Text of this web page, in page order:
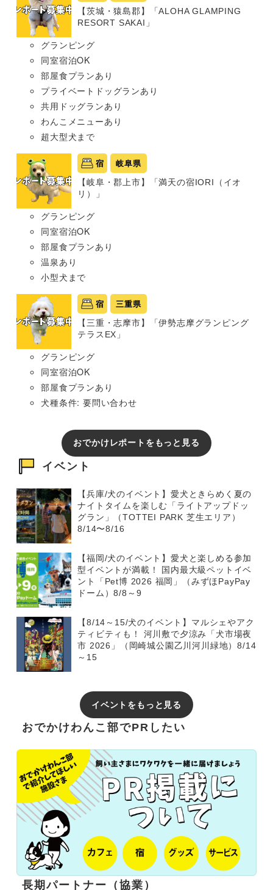
【茨城・猿島郡】「ALOHA GLAMPING
RESORT SAKAI」
グランピング
同室宿泊OK
部屋食プランあり
プライベートドッグランあり
共用ドッグランあり
わんこメニューあり
超大型犬まで
宿 岐阜県
【岐阜・郡上市】「満天の宿IORI（イオ
リ）」
グランピング
同室宿泊OK
部屋食プランあり
温泉あり
小型犬まで
宿 三重県
【三重・志摩市】「伊勢志摩グランピング
テラスEX」
グランピング
同室宿泊OK
部屋食プランあり
犬種条件: 要問い合わせ
おでかけレポートをもっと見る
イベント
【兵庫/犬のイベント】愛犬ときらめく夏の
ナイトタイムを楽しむ「ライトアップドッ
グラン」（TOTTEI PARK 芝生エリア）
8/14〜8/16
【福岡/犬のイベント】愛犬と楽しめる参加
型イベントが満載！ 国内最大級ペットイベ
ント「Pet博 2026 福岡」（みずほPayPay
ドーム）8/8～9
【8/14～15/犬のイベント】マルシェやアク
ティビティも！ 河川敷で夕涼み「犬市場夜
市 2026」（岡崎城公園乙川河川緑地）8/14
～15
イベントをもっと見る
おでかけわんこ部でPRしたい
長期パートナー（協業）